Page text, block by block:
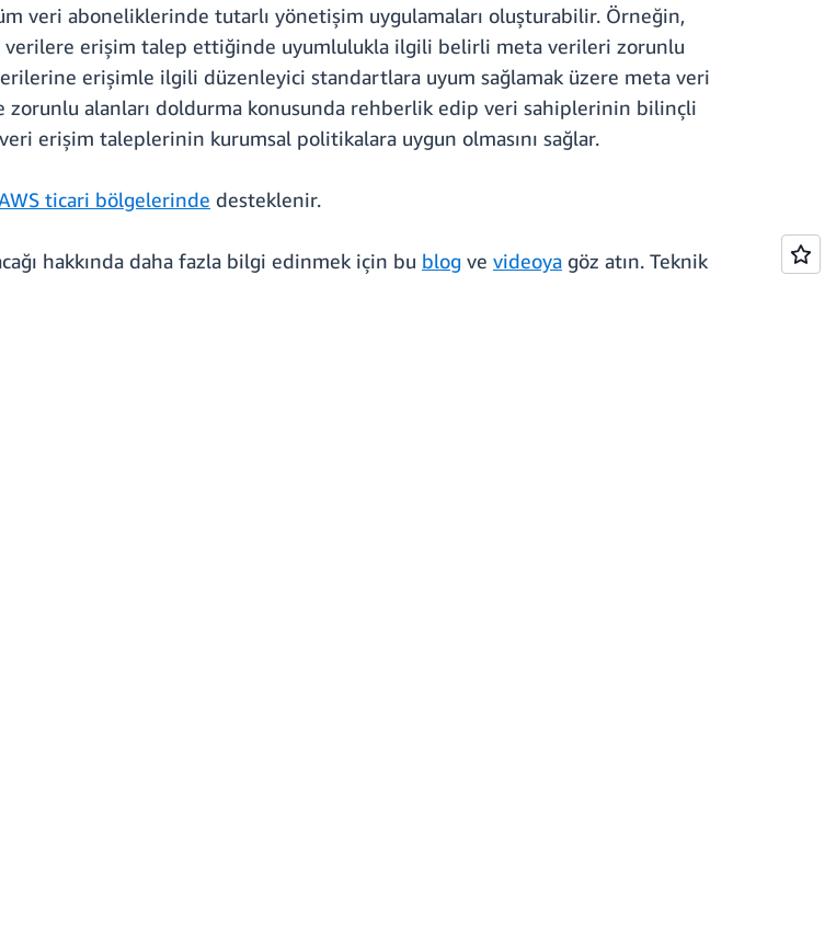
veri aboneliklerinde tutarlı yönetişim uygulamaları oluşturabilir. Örneğin,
verilere erişim talep ettiğinde uyumlulukla ilgili belirli meta verileri zorunlu
erişimle ilgili düzenleyici standartlara uyum sağlamak üzere meta veri
alanları doldurma konusunda rehberlik edip veri sahiplerinin bilinçli
erişim taleplerinin kurumsal politikalara uygun olmasını sağlar.
ticari bölgelerinde desteklenir.
hakkında daha fazla bilgi edinmek için bu blog ve videoya göz atın. Teknik